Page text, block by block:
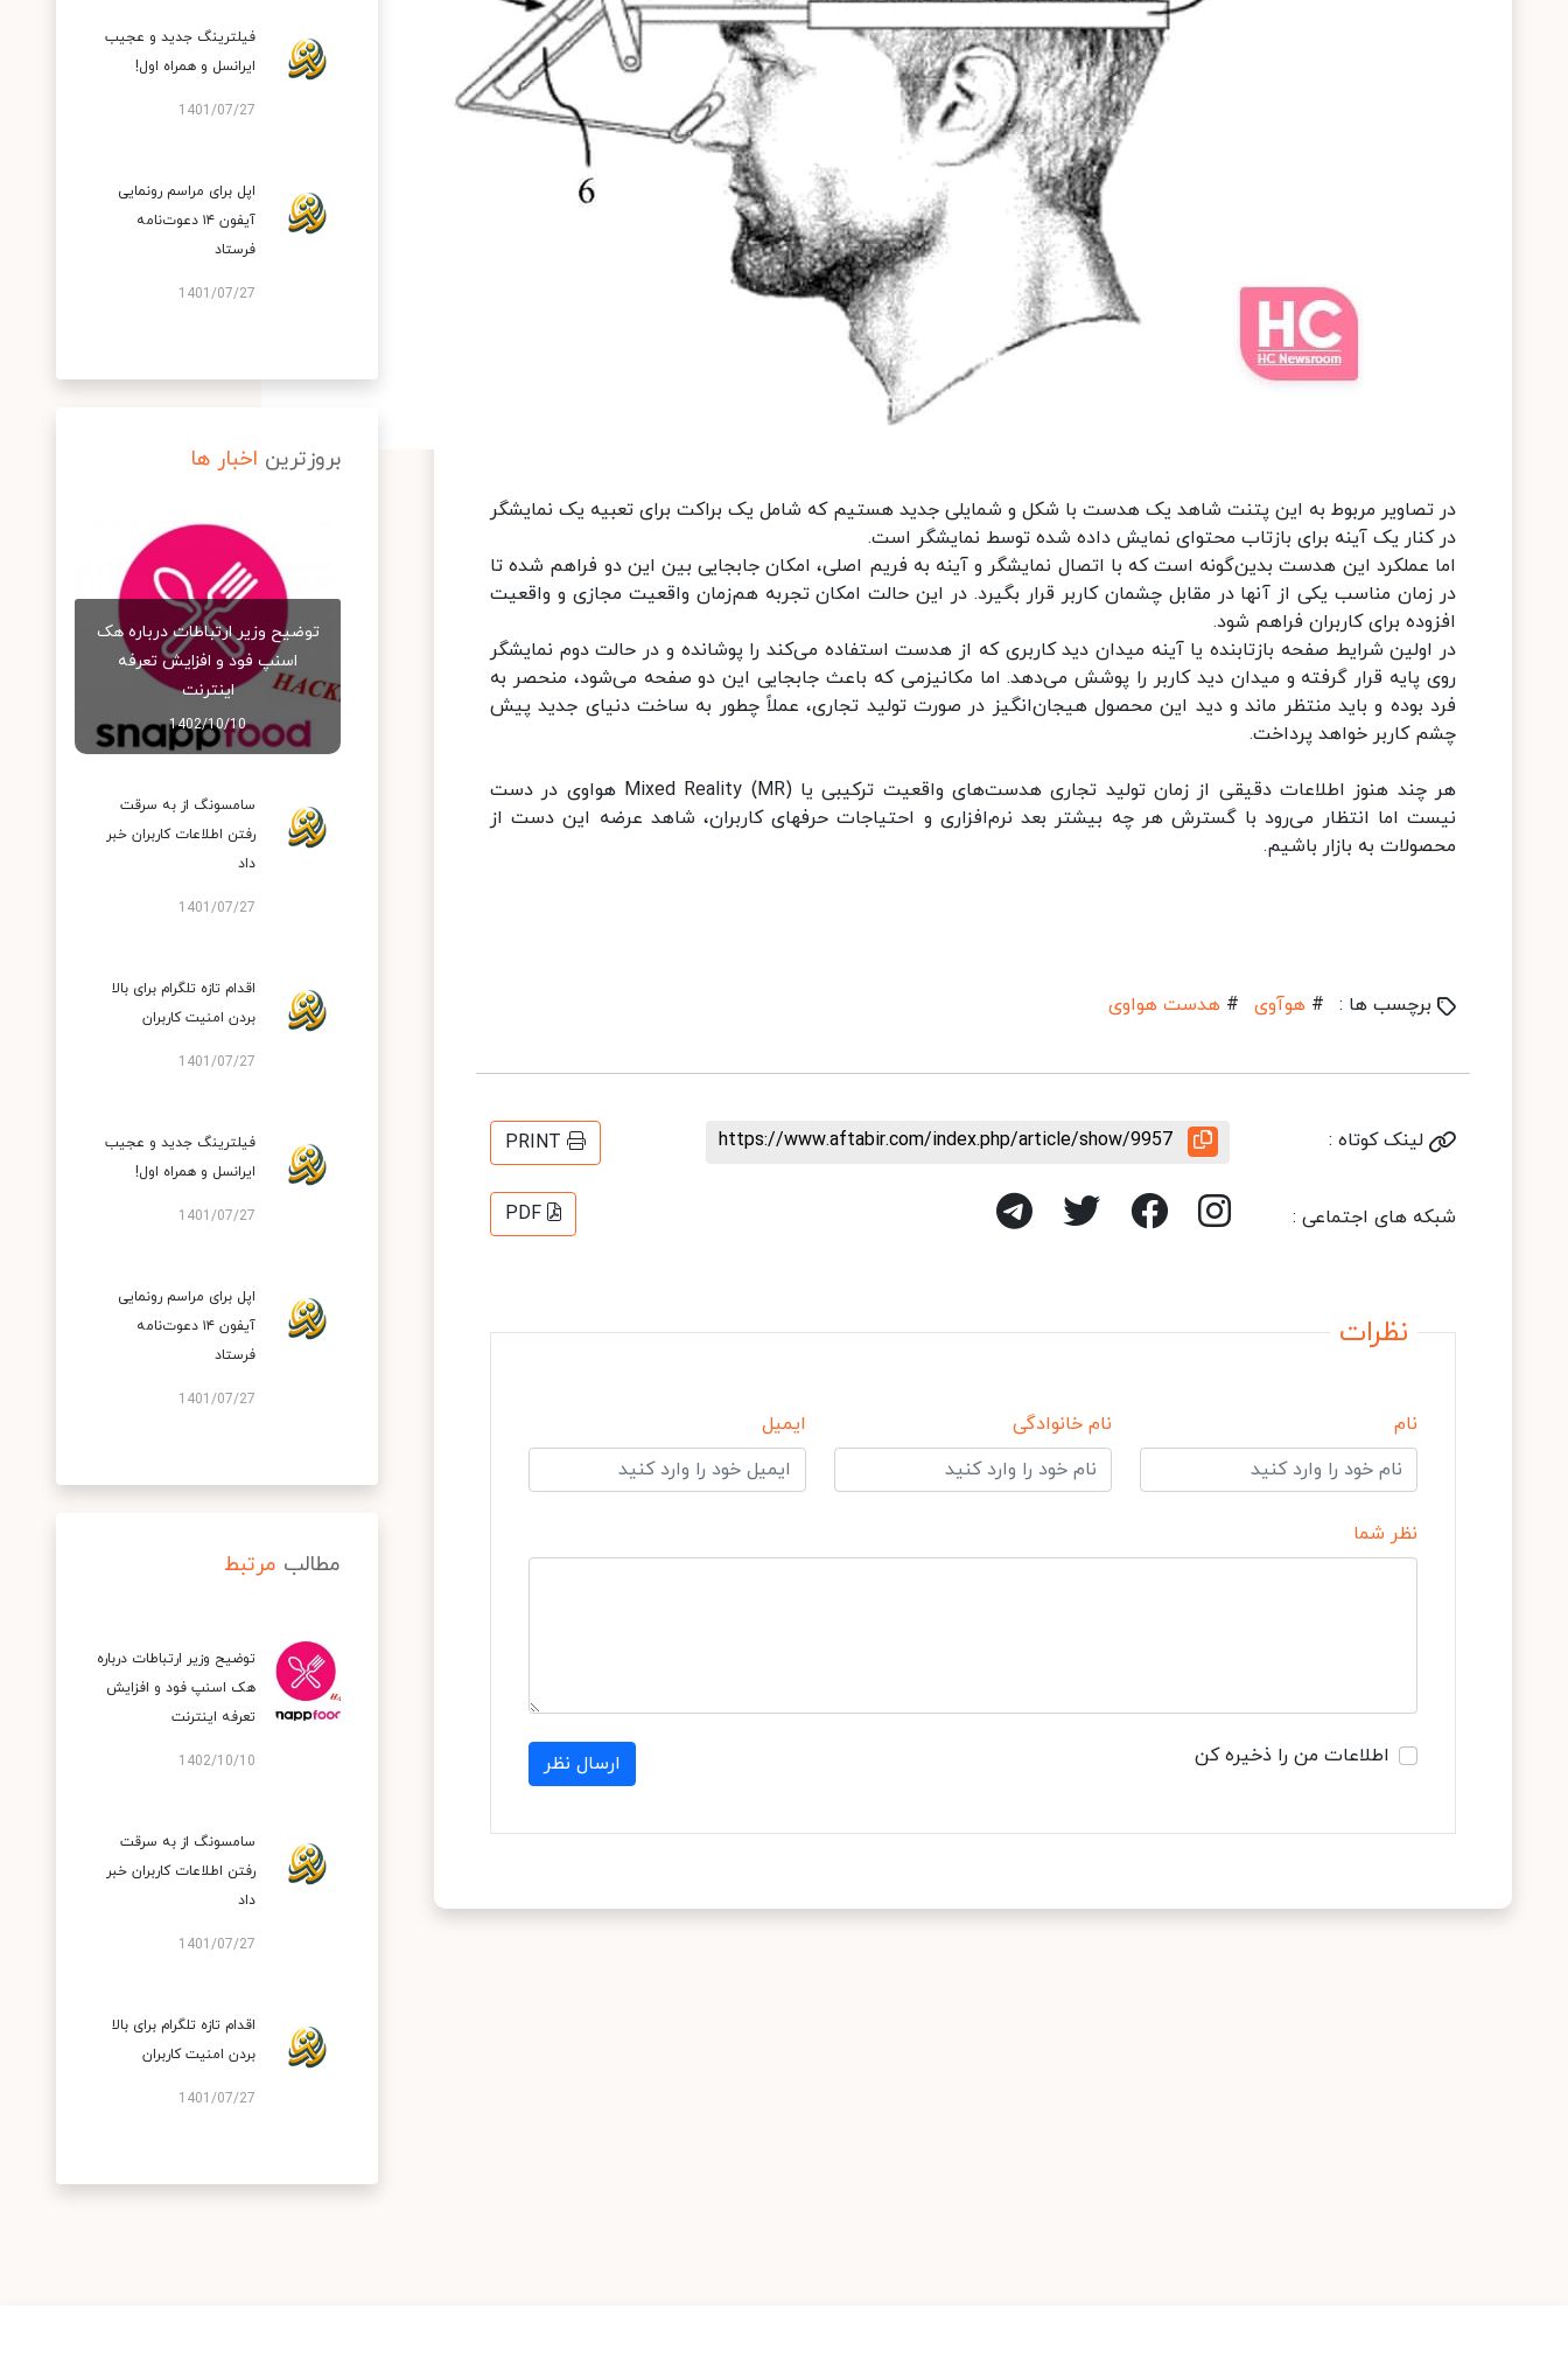
در تصاویر مربوط به این پتنت شاهد یک هدست با شکل و شمایلی جدید هستیم که شامل یک براکت برای تعبیه یک نمایشگر
در کنار یک آینه برای بازتاب محتوای نمایش داده شده توسط نمایشگر است.
اما عملکرد این هدست بدین‌گونه است که با اتصال نمایشگر و آینه به فریم اصلی، امکان جابجایی بین این دو فراهم شده تا
در زمان مناسب یکی از آنها در مقابل چشمان کاربر قرار بگیرد. در این حالت امکان تجربه هم‌زمان واقعیت مجازی و واقعیت
افزوده برای کاربران فراهم شود.
در اولین شرایط صفحه بازتابنده یا آینه میدان دید کاربری که از هدست استفاده می‌کند را پوشانده و در حالت دوم نمایشگر
روی پایه قرار گرفته و میدان دید کاربر را پوشش می‌دهد. اما مکانیزمی که باعث جابجایی این دو صفحه می‌شود، منحصر به
فرد بوده و باید منتظر ماند و دید این محصول هیجان‌انگیز در صورت تولید تجاری، عملاً چطور به ساخت دنیای جدید پیش
چشم کاربر خواهد پرداخت.
هر چند هنوز اطلاعات دقیقی از زمان تولید تجاری هدست‌های واقعیت ترکیبی یا Mixed Reality (MR) هواوی در دست
نیست اما انتظار می‌رود با گسترش هر چه بیشتر بعد نرم‌‎افزاری و احتیاجات حرفه‎ای کاربران، شاهد عرضه این دست از
محصولات به بازار باشیم.
برچسب ها : # هوآوی # هدست هواوی
لینک کوتاه : https://www.aftabir.com/index.php/article/show/9957
PRINT
شبکه های اجتماعی : PDF
نظرات
نام نام خانوادگی ایمیل
نظر شما
اطلاعات من را ذخیره کن ارسال نظر
فیلترینگ جدید و عجیب
ایرانسل و همراه اول!
1401/07/27
اپل برای مراسم رونمایی
آیفون ۱۴ دعوت‌نامه
فرستاد
1401/07/27
بروزترین اخبار ها
توضیح وزیر ارتباطات درباره هک
اسنپ‌ فود و افزایش تعرفه
اینترنت
1402/10/10
سامسونگ از به سرقت
رفتن اطلاعات کاربران خبر
داد
1401/07/27
اقدام تازه تلگرام برای بالا
بردن امنیت کاربران
1401/07/27
فیلترینگ جدید و عجیب
ایرانسل و همراه اول!
1401/07/27
اپل برای مراسم رونمایی
آیفون ۱۴ دعوت‌نامه
فرستاد
1401/07/27
مطالب مرتبط
توضیح وزیر ارتباطات درباره
هک اسنپ‌ فود و افزایش
تعرفه اینترنت
1402/10/10
سامسونگ از به سرقت
رفتن اطلاعات کاربران خبر
داد
1401/07/27
اقدام تازه تلگرام برای بالا
بردن امنیت کاربران
1401/07/27